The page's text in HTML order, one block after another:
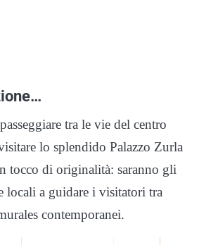
tra le vie del centro
lo splendido Palazzo Zurla
tocco di originalità: saranno gli
locali a guidare i visitatori tra
contemporanei.